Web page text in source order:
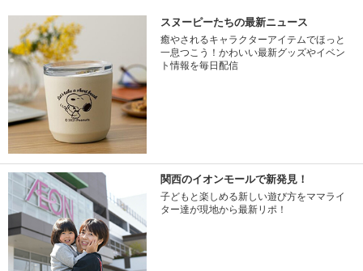
スヌーピーたちの最新ニュース
癒やされるキャラクターアイテムでほっと
一息つこう！かわいい最新グッズやイベン
ト情報を毎日配信
関西のイオンモールで新発見！
子どもと楽しめる新しい遊び方をママライ
ター達が現地から最新リポ！